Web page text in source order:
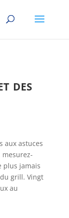
des
aux astuces
plus jamais
grill. Vingt
au